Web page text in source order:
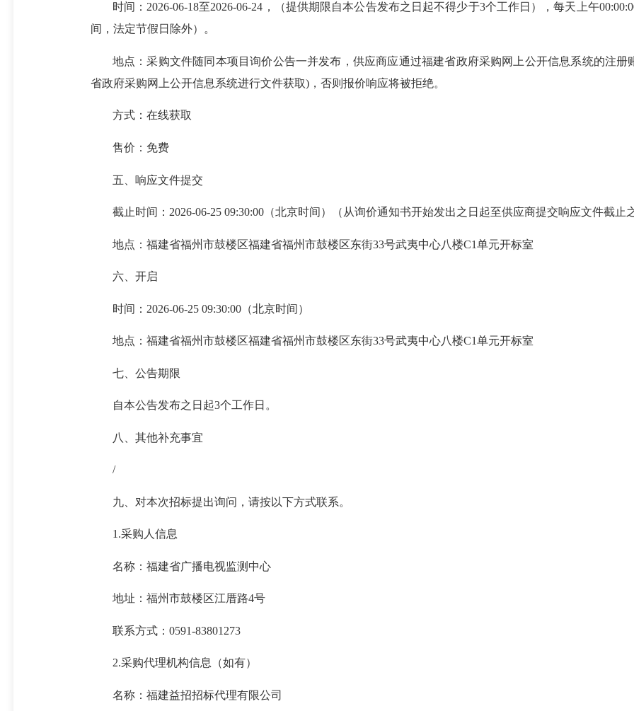
时间：2026-06-18至2026-06-24，（提供期限自本公告发布之日起不得少于3个工作日），每天上午
间，法定节假日除外）。
地点：采购文件随同本项目询价公告一并发布，供应商应通过福建省政府采购网上公开信息系统的注
省政府采购网上公开信息系统进行文件获取)，否则报价响应将被拒绝。
方式：在线获取
售价：免费
五、响应文件提交
截止时间：2026-06-25 09:30:00（北京时间）（从询价通知书开始发出之日起至供应商提交响应文件截止
地点：福建省福州市鼓楼区福建省福州市鼓楼区东街33号武夷中心八楼C1单元开标室
六、开启
时间：2026-06-25 09:30:00（北京时间）
地点：福建省福州市鼓楼区福建省福州市鼓楼区东街33号武夷中心八楼C1单元开标室
七、公告期限
自本公告发布之日起3个工作日。
八、其他补充事宜
/
九、对本次招标提出询问，请按以下方式联系。
1.采购人信息
名称：福建省广播电视监测中心
地址：福州市鼓楼区江厝路4号
联系方式：0591-83801273
2.采购代理机构信息（如有）
名称：福建益招招标代理有限公司